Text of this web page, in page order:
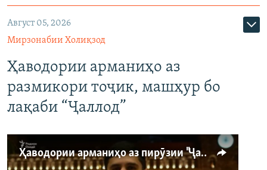
Август 05, 2026
Мирзонабии Холиқзод
Ҳаводории арманиҳо аз
размикори тоҷик, машҳур бо
лақаби “Ҷаллод”
Ҳаводории арманиҳо аз пирӯзии "Ҷаллод"-и тоҷик